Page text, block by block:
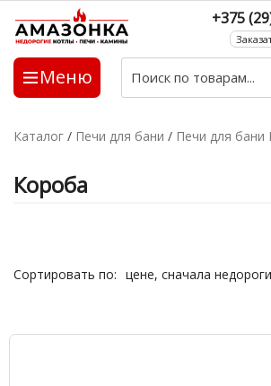
Меню
+375
Каталог / Печи для бани / Печи для бани
Короба
Сортировать по: цене, сначала